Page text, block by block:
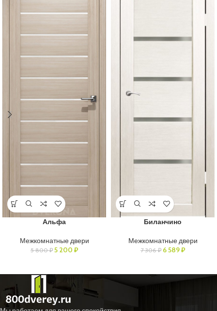
Альфа
Межкомнатные двери
5 800₽ 5 200 ₽
Биланчино
Межкомнатные двери
7 306₽ 6 589₽